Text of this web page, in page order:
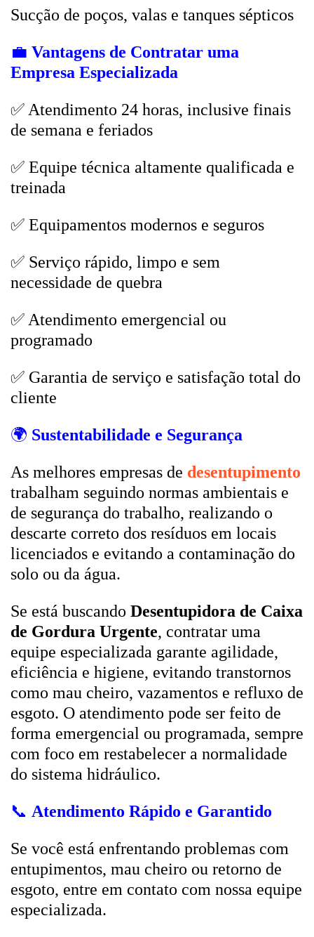
Sucção de poços, valas e tanques sépticos
💼 Vantagens de Contratar uma
Empresa Especializada
✅ Atendimento 24 horas, inclusive finais
de semana e feriados
✅ Equipe técnica altamente qualificada e
treinada
✅ Equipamentos modernos e seguros
✅ Serviço rápido, limpo e sem
necessidade de quebra
✅ Atendimento emergencial ou
programado
✅ Garantia de serviço e satisfação total do
cliente
🌍 Sustentabilidade e Segurança
As melhores empresas de desentupimento
trabalham seguindo normas ambientais e
de segurança do trabalho, realizando o
descarte correto dos resíduos em locais
licenciados e evitando a contaminação do
solo ou da água.
Se está buscando Desentupidora de Caixa
de Gordura Urgente, contratar uma
equipe especializada garante agilidade,
eficiência e higiene, evitando transtornos
como mau cheiro, vazamentos e refluxo de
esgoto. O atendimento pode ser feito de
forma emergencial ou programada, sempre
com foco em restabelecer a normalidade
do sistema hidráulico.
📞 Atendimento Rápido e Garantido
Se você está enfrentando problemas com
entupimentos, mau cheiro ou retorno de
esgoto, entre em contato com nossa equipe
especializada.